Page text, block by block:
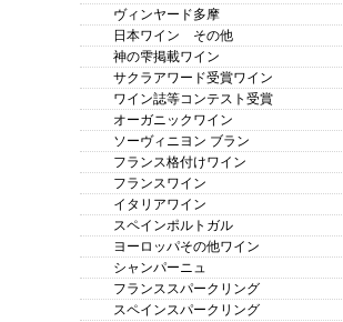
ヴィンヤード多摩
日本ワイン その他
神の雫掲載ワイン
サクラアワード受賞ワイン
ワイン誌等コンテスト受賞
オーガニックワイン
ソーヴィニヨン ブラン
フランス格付けワイン
フランスワイン
イタリアワイン
スペインポルトガル
ヨーロッパその他ワイン
シャンパーニュ
フランススパークリング
スペインスパークリング